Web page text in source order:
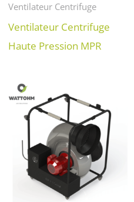
Ventilateur Centrifuge
Ventilateur Centrifuge
Haute Pression MPR